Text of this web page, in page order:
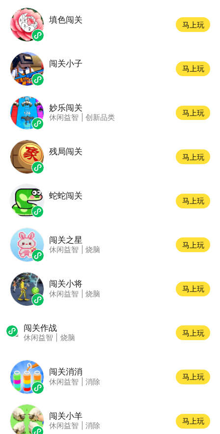
填色闯关
马上玩
闯关小子
马上玩
妙乐闯关
休闲益智 创新品类
马上玩
残局闯关
马上玩
蛇蛇闯关
马上玩
闯关之星
休闲益智 烧脑
马上玩
闯关小将
休闲益智 烧脑
马上玩
闯关作战
休闲益智 烧脑
马上玩
闯关消消
休闲益智 消除
马上玩
闯关小羊
休闲益智 消除
马上玩